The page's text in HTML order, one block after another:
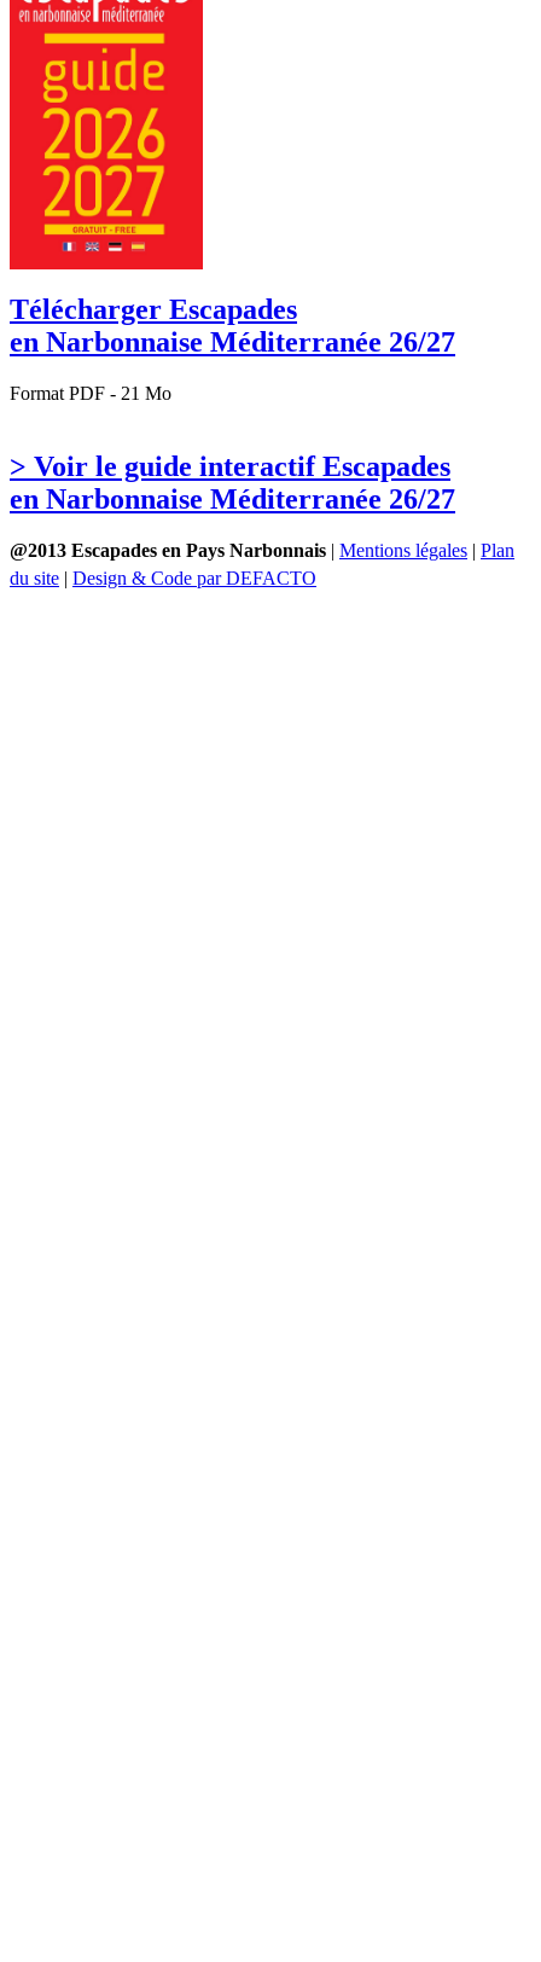
Télécharger Escapades
en Narbonnaise Méditerranée 26/27
Format PDF - 21 Mo
> Voir le guide interactif Escapades
en Narbonnaise Méditerranée 26/27
@2013 Escapades en Pays Narbonnais | Mentions légales | Plan
du site | Design & Code par DEFACTO